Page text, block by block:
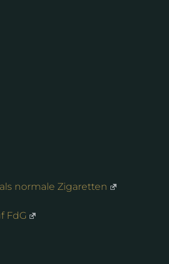
normale Zigaretten
FdG